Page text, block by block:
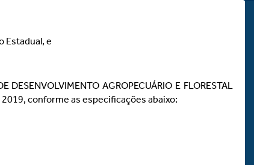
Estadual, e
AGROPECUÁRIO E FLORESTAL
2019, conforme as especificações abaixo: